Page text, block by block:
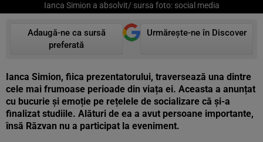
Ianca Simion a absolvit/ sursa foto: social media
Adaugă-ne ca sursă
preferată
Urmărește-ne în Discover
Ianca Simion, fiica prezentatorului, traversează una dintre
cele mai frumoase perioade din viața ei. Aceasta a anunțat
cu bucurie și emoție pe rețelele de socializare că și-a
finalizat studiile. Alături de ea a avut persoane importante,
însă Răzvan nu a participat la eveniment.